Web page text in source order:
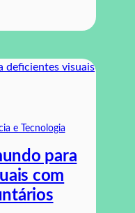
e Tecnologia
para
com